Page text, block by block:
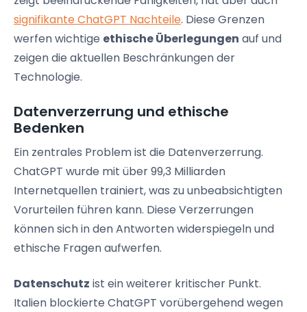
signifikante ChatGPT Nachteile. Diese Grenzen
werfen wichtige ethische Überlegungen auf und
zeigen die aktuellen Beschränkungen der
Technologie.
Datenverzerrung und ethische
Bedenken
Ein zentrales Problem ist die Datenverzerrung.
ChatGPT wurde mit über 99,3 Milliarden
Internetquellen trainiert, was zu unbeabsichtigten
Vorurteilen führen kann. Diese Verzerrungen
können sich in den Antworten widerspiegeln und
ethische Fragen aufwerfen.
Datenschutz ist ein weiterer kritischer Punkt.
Italien blockierte ChatGPT vorübergehend wegen